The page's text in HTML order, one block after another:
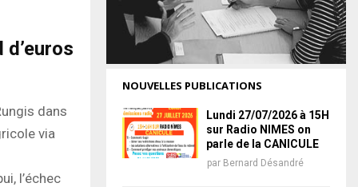
dans
via
l’échec
NOUVELLES PUBLICATIONS
Lundi 27/07/2026 à 15H
sur Radio NIMES on
parle de la CANICULE
par Bernard Désandré